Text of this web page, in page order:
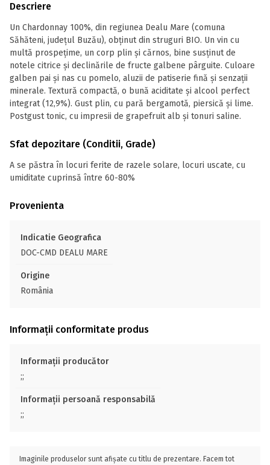
Descriere
Un Chardonnay 100%, din regiunea Dealu Mare (comuna
Săhăteni, judeţul Buzău), obţinut din struguri BIO. Un vin cu
multă prospeţime, un corp plin şi cărnos, bine susţinut de
notele citrice şi declinările de fructe galbene pârguite. Culoare
galben pai şi nas cu pomelo, aluzii de patiserie fină şi senzaţii
minerale. Textură compactă, o bună aciditate şi alcool perfect
integrat (12,9%). Gust plin, cu pară bergamotă, piersică şi lime.
Postgust tonic, cu impresii de grapefruit alb şi tonuri saline.
Sfat depozitare (Conditii, Grade)
A se păstra în locuri ferite de razele solare, locuri uscate, cu
umiditate cuprinsă între 60-80%
Provenienta
Indicatie Geografica
DOC-CMD DEALU MARE
Origine
România
Informații conformitate produs
Informații producător
;;
Informații persoană responsabilă
;;
Imaginile produselor sunt afișate cu titlu de prezentare. Facem tot